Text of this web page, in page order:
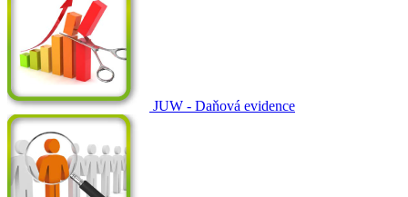
JUW - Daňová evidence